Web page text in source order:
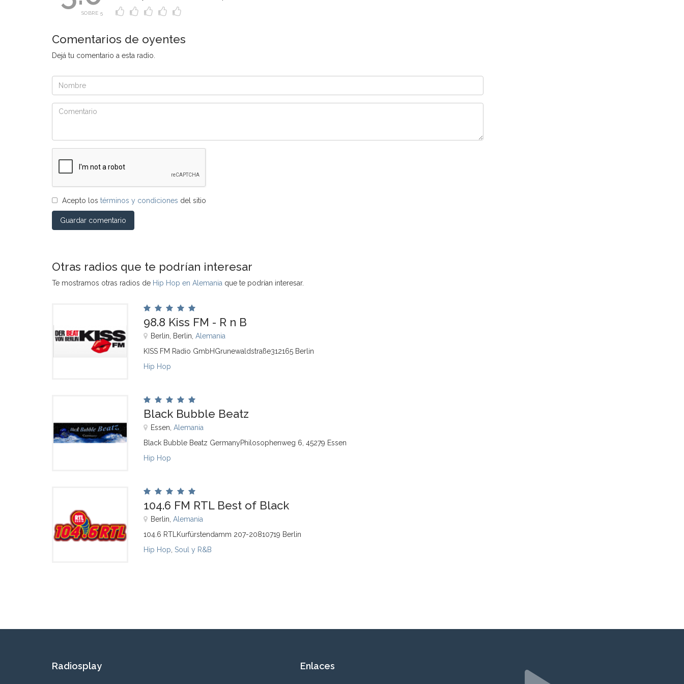
SOBRE 5
Comentarios de oyentes
Dejá tu comentario a esta radio.
Acepto los términos y condiciones del sitio
Guardar comentario
Otras radios que te podrían interesar
Te mostramos otras radios de Hip Hop en Alemania que te podrían interesar.
98.8 Kiss FM - R n B
Berlin, Berlin, Alemania
KISS FM Radio GmbHGrunewaldstraße312165 Berlin
Hip Hop
Black Bubble Beatz
Essen, Alemania
Black Bubble Beatz GermanyPhilosophenweg 6, 45279 Essen
Hip Hop
104.6 FM RTL Best of Black
Berlin, Alemania
104.6 RTLKurfürstendamm 207-20810719 Berlin
Hip Hop Soul y R&B
Radiosplay Enlaces